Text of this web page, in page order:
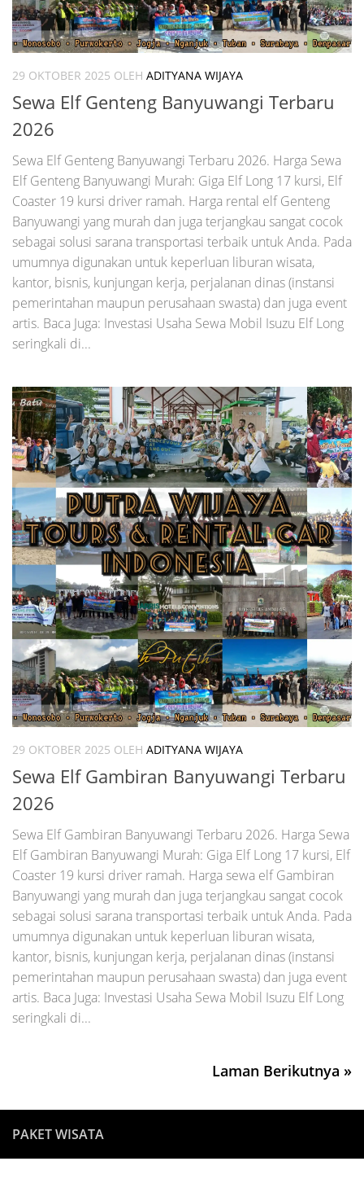
29 OKTOBER 2025 OLEH ADITYANA WIJAYA
Sewa Elf Genteng Banyuwangi Terbaru
2026
Sewa Elf Genteng Banyuwangi Terbaru 2026. Harga Sewa
Elf Genteng Banyuwangi Murah: Giga Elf Long 17 kursi, Elf
Coaster 19 kursi driver ramah. Harga rental elf Genteng
Banyuwangi yang murah dan juga terjangkau sangat cocok
sebagai solusi sarana transportasi terbaik untuk Anda. Pada
umumnya digunakan untuk keperluan liburan wisata,
kantor, bisnis, kunjungan kerja, perjalanan dinas (instansi
pemerintahan maupun perusahaan swasta) dan juga event
artis. Baca Juga: Investasi Usaha Sewa Mobil Isuzu Elf Long
seringkali di...
29 OKTOBER 2025 OLEH ADITYANA WIJAYA
Sewa Elf Gambiran Banyuwangi Terbaru
2026
Sewa Elf Gambiran Banyuwangi Terbaru 2026. Harga Sewa
Elf Gambiran Banyuwangi Murah: Giga Elf Long 17 kursi, Elf
Coaster 19 kursi driver ramah. Harga sewa elf Gambiran
Banyuwangi yang murah dan juga terjangkau sangat cocok
sebagai solusi sarana transportasi terbaik untuk Anda. Pada
umumnya digunakan untuk keperluan liburan wisata,
kantor, bisnis, kunjungan kerja, perjalanan dinas (instansi
pemerintahan maupun perusahaan swasta) dan juga event
artis. Baca Juga: Investasi Usaha Sewa Mobil Isuzu Elf Long
seringkali di...
Laman Berikutnya »
PAKET WISATA